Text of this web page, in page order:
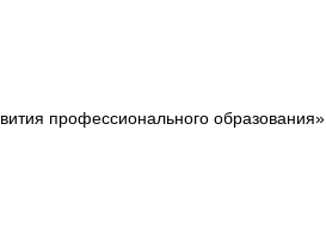
профессионального образования»